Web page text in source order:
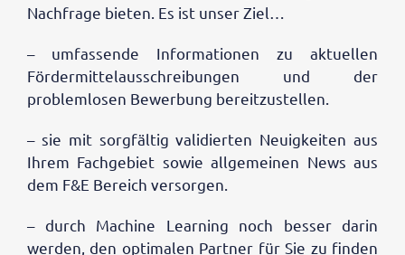
Nachfrage bieten. Es ist unser Ziel…
– umfassende Informationen zu aktuellen
Fördermittelausschreibungen und der
problemlosen Bewerbung bereitzustellen.
– sie mit sorgfältig validierten Neuigkeiten aus
Ihrem Fachgebiet sowie allgemeinen News aus
dem F&E Bereich versorgen.
– durch Machine Learning noch besser darin
werden, den optimalen Partner für Sie zu finden